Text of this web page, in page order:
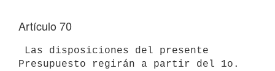
Artículo 70
Presupuesto regirán a partir del 1o.